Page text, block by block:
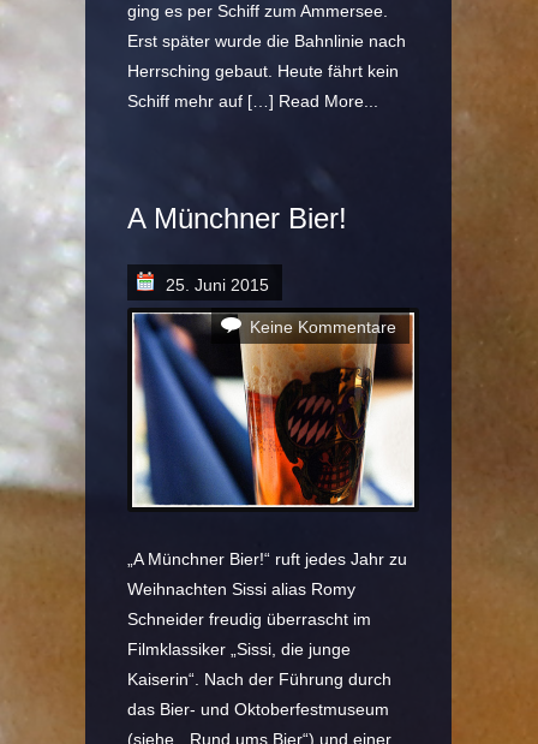
ging es per Schiff zum Ammersee.
Erst später wurde die Bahnlinie nach
Herrsching gebaut. Heute fährt kein
Schiff mehr auf […] Read More...
A Münchner Bier!
25. Juni 2015
Keine Kommentare
„A Münchner Bier!“ ruft jedes Jahr zu
Weihnachten Sissi alias Romy
Schneider freudig überrascht im
Filmklassiker „Sissi, die junge
Kaiserin“. Nach der Führung durch
das Bier- und Oktoberfestmuseum
(siehe „Rund ums Bier“) und einer